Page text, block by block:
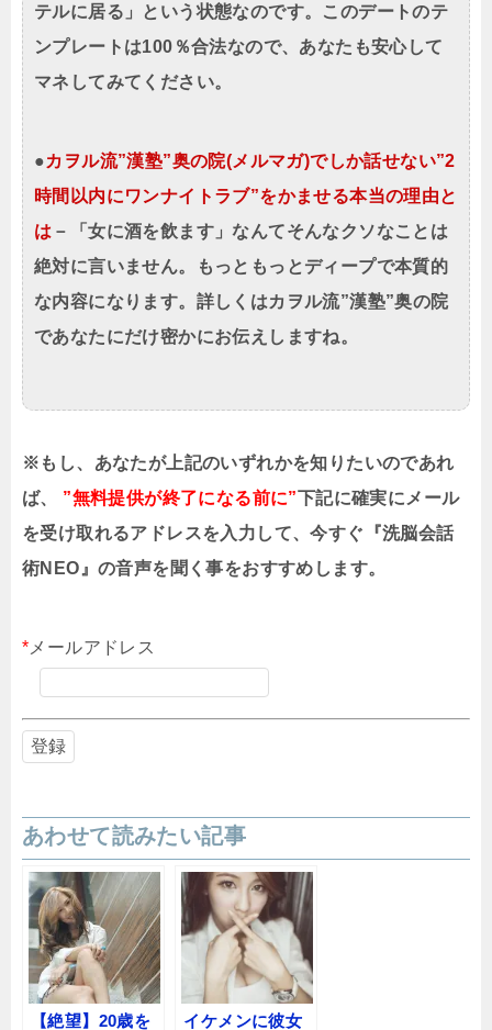
テルに居る」という状態なのです。このデートのテ
ンプレートは100％合法なので、あなたも安心して
マネしてみてください。
●カヲル流”漢塾”奥の院(メルマガ)でしか話せない”2
時間以内にワンナイトラブ”をかませる本当の理由と
は －「女に酒を飲ます」なんてそんなクソなことは
絶対に言いません。もっともっとディープで本質的
な内容になります。詳しくはカヲル流”漢塾”奥の院
であなたにだけ密かにお伝えしますね。
※もし、あなたが上記のいずれかを知りたいのであれ
ば、
”無料提供が終了になる前に”下記に確実にメール
を受け取れるアドレスを入力して、今すぐ『洗脳会話
術NEO』の音声を聞く事をおすすめします。
* メールアドレス
あわせて読みたい記事
【絶望】20歳を
イケメンに彼女